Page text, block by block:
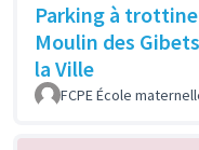
Parking à
Moulin des
la Ville
FCPE École